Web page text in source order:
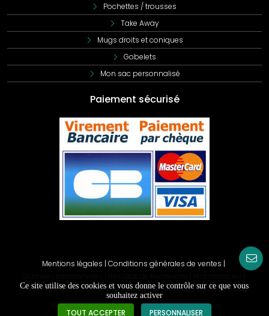
Pochettes / trousses
Take Away
Mugs droits et coniques
Gobelets
Mon sac personnalisé
Paiement sécurisé
Mentions légales | Conditions générales de ventes |
Vêtements Français/Ecologiques|Blog |Coup de coeur |Contact
© Copyright2026. Tous droits réservés - kocka
Ce site utilise des cookies et vous donne le contrôle sur ce que vous
souhaitez activer
TOUT ACCEPTER PERSONNALISER